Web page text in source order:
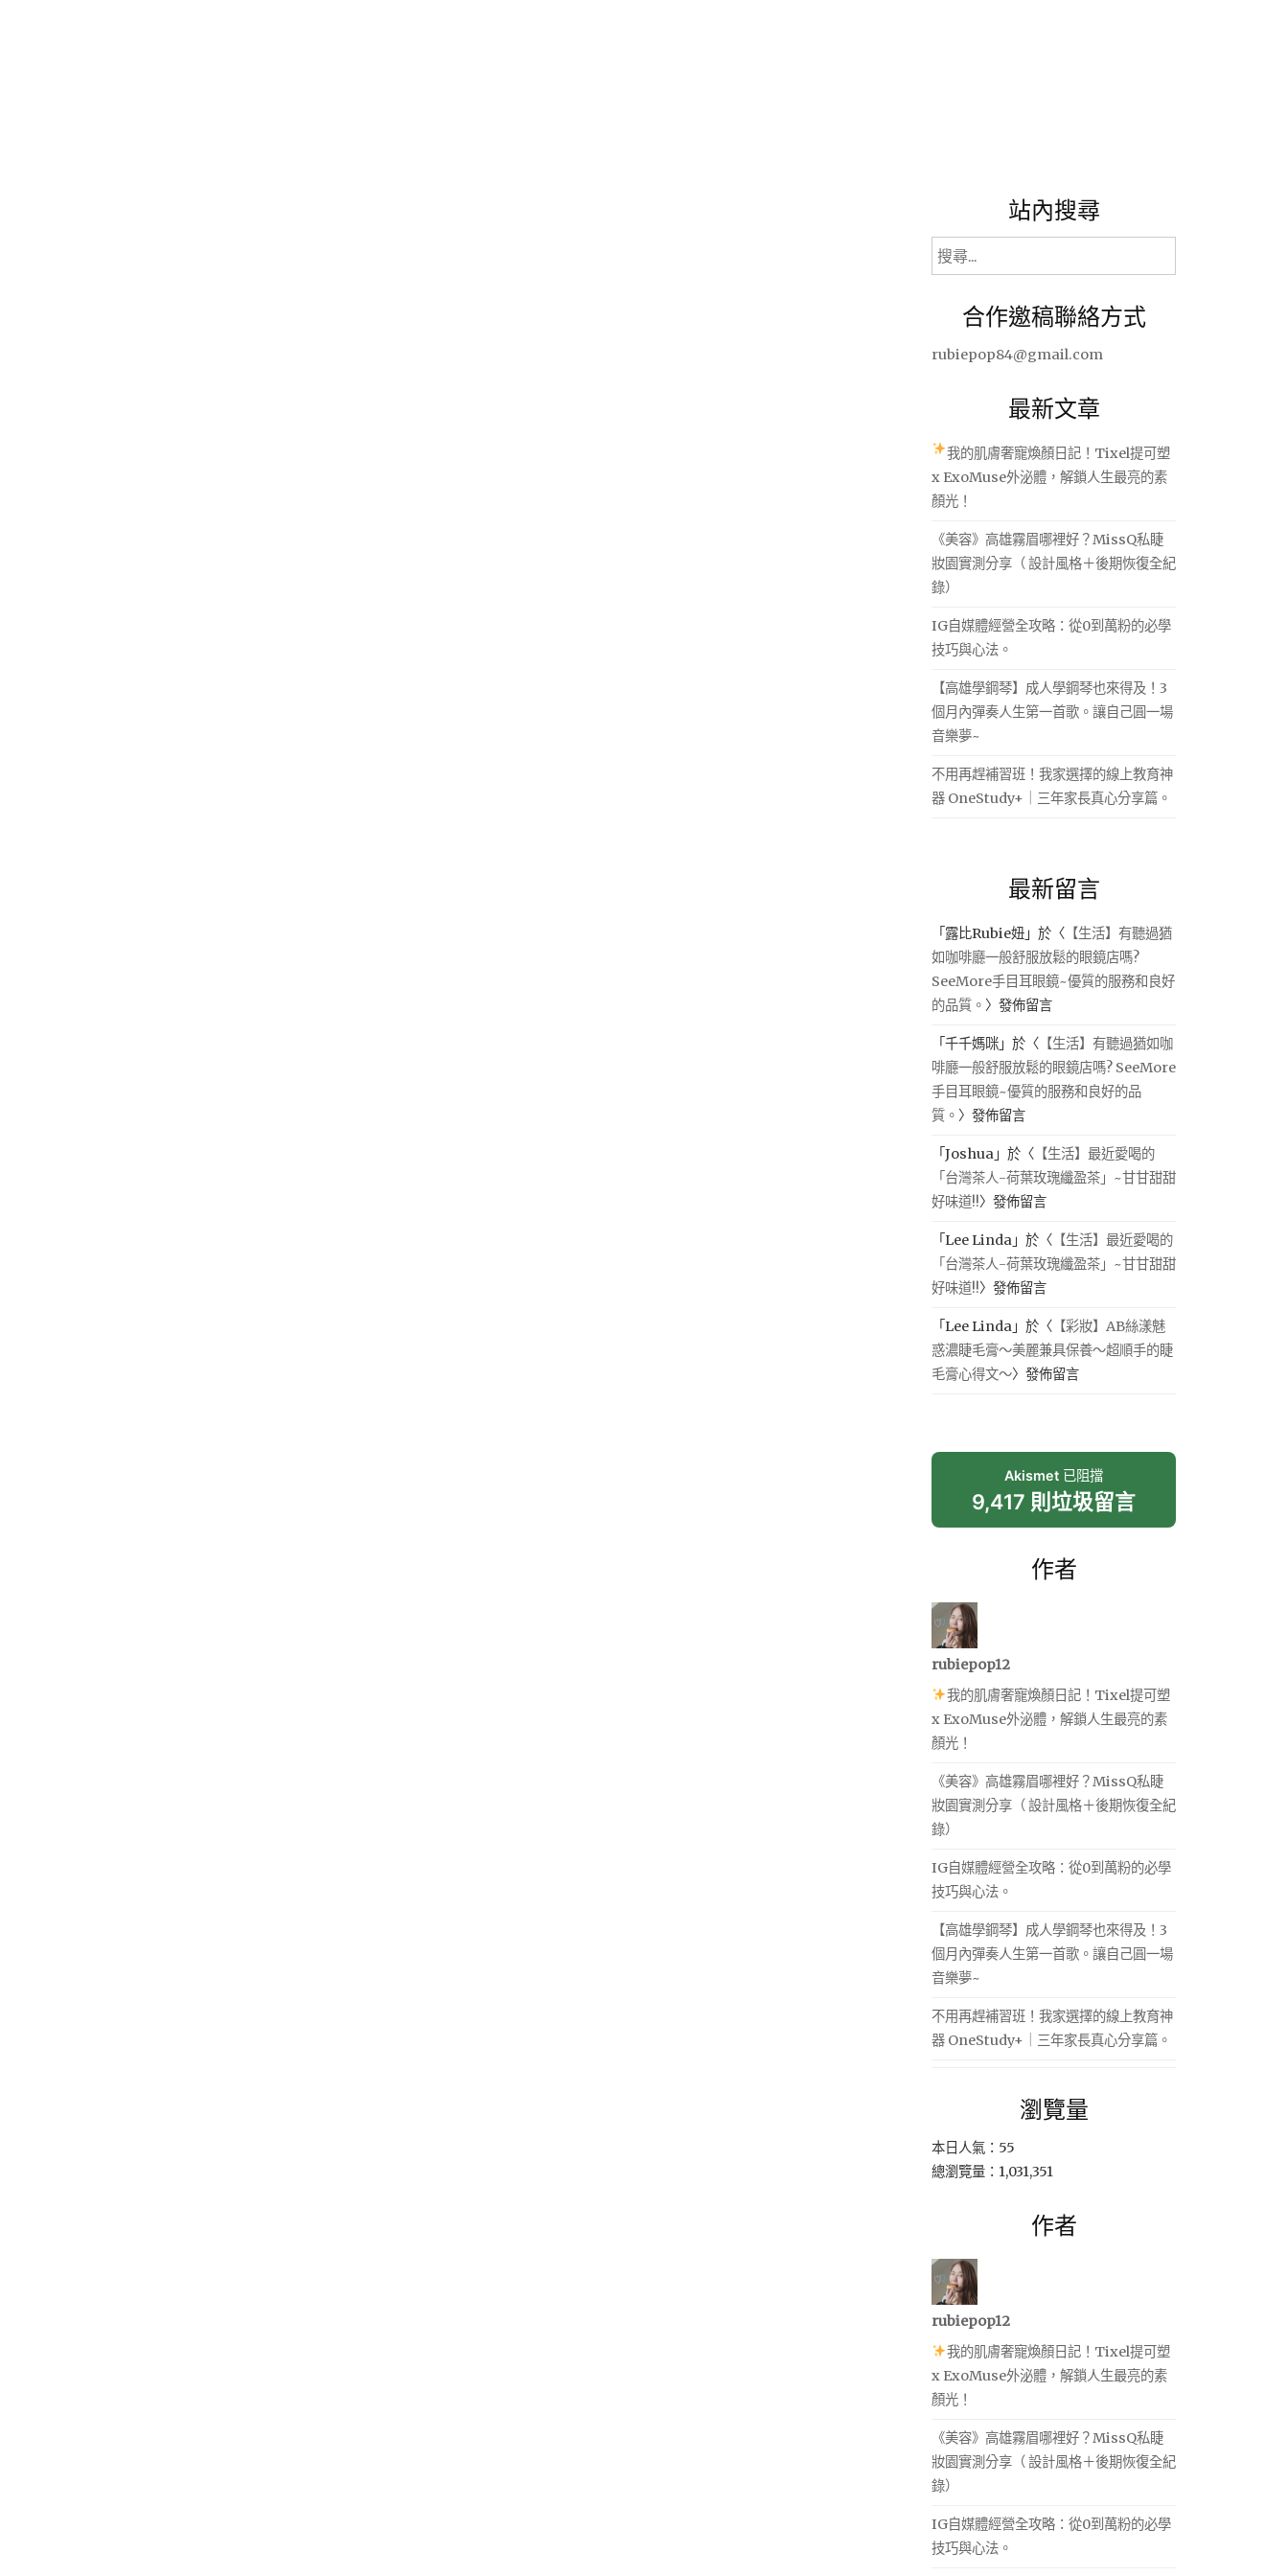
站內搜尋
搜
尋
合作邀稿聯絡方式
rubiepop84@gmail.com
最新文章
我的肌膚奢寵煥顏日記！Tixel提可塑
x ExoMuse外泌體，解鎖人生最亮的素
顏光！
《美容》高雄霧眉哪裡好？MissQ私睫
妝園實測分享（ 設計風格＋後期恢復全紀
錄）
IG自媒體經營全攻略：從0到萬粉的必學
技巧與心法。
【高雄學鋼琴】成人學鋼琴也來得及！3
個月內彈奏人生第一首歌。讓自己圓一場
音樂夢~
不用再趕補習班！我家選擇的線上教育神
器 OneStudy+｜三年家長真心分享篇。
最新留言
「 露比Rubie妞 」於〈 【生活】有聽過猶
如咖啡廳一般舒服放鬆的眼鏡店嗎?
SeeMore手目耳眼鏡~優質的服務和良好
的品質。 〉發佈留言
「千千媽咪 」於〈 【生活】有聽過猶如咖
啡廳一般舒服放鬆的眼鏡店嗎? SeeMore
手目耳眼鏡~優質的服務和良好的品
質。 〉發佈留言
「Joshua 」於〈 【生活】最近愛喝的
「台灣茶人-荷葉玫瑰纖盈茶」~甘甘甜甜
好味道!!〉發佈留言
「Lee Linda 」於〈 【生活】最近愛喝的
「台灣茶人-荷葉玫瑰纖盈茶」~甘甘甜甜
好味道!!〉發佈留言
「Lee Linda 」於〈 【彩妝】AB絲漾魅
惑濃睫毛膏～美麗兼具保養～超順手的睫
毛膏心得文～〉發佈留言
Akismet 已阻擋
9,417 則垃圾留言
作者
rubiepop12
我的肌膚奢寵煥顏日記！Tixel提可塑
x ExoMuse外泌體，解鎖人生最亮的素
顏光！
《美容》高雄霧眉哪裡好？MissQ私睫
妝園實測分享（ 設計風格＋後期恢復全紀
錄）
IG自媒體經營全攻略：從0到萬粉的必學
技巧與心法。
【高雄學鋼琴】成人學鋼琴也來得及！3
個月內彈奏人生第一首歌。讓自己圓一場
音樂夢~
不用再趕補習班！我家選擇的線上教育神
器 OneStudy+｜三年家長真心分享篇。
瀏覽量
本日人氣：55
總瀏覽量：1,031,351
作者
rubiepop12
我的肌膚奢寵煥顏日記！Tixel提可塑
x ExoMuse外泌體，解鎖人生最亮的素
顏光！
《美容》高雄霧眉哪裡好？MissQ私睫
妝園實測分享（ 設計風格＋後期恢復全紀
錄）
IG自媒體經營全攻略：從0到萬粉的必學
技巧與心法。